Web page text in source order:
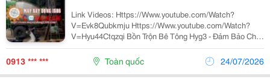
Link Videos: Https://Www.youtube.com/Watch?
V=Evk8Qubkmju Https://Www.youtube.com/Watch?
V=Hyu44Ctqzqi Bồn Trộn Bê Tông Hyg3 - Đảm Bảo Chất
Lượng, Giá Thành Rẻ Cùng Nhiều Ưu Đãi. Chúng Tôi
Có Trách Nhiệm Bảo Hành Và Bảo Trì Chu Đáo Cho Toàn
Bộ Sản...
0913 *** *** Toàn quốc 24/07/2026